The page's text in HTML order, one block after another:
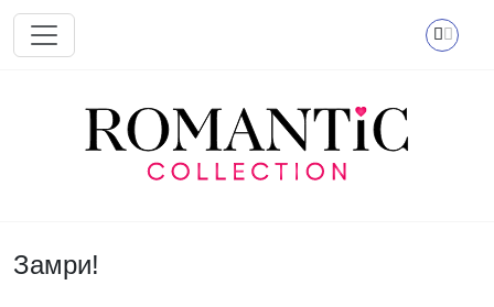
Перейти к основному содержанию
Замри!